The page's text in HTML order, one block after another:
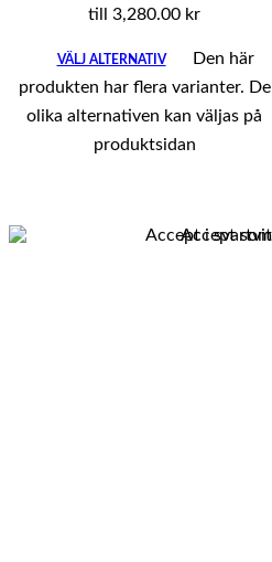
till 3,280.00 kr
VÄLJ ALTERNATIV
Den här
produkten har flera varianter. De
olika alternativen kan väljas på
produktsidan